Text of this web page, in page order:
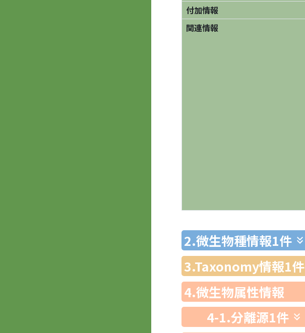
付加情報
関連情報
2.微生物種情報1件
3.Taxonomy情報1件
4.微生物属性情報
4-1.分離源1件